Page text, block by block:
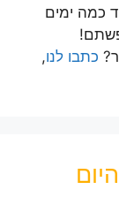
כמה ימים
כתבו לנו,